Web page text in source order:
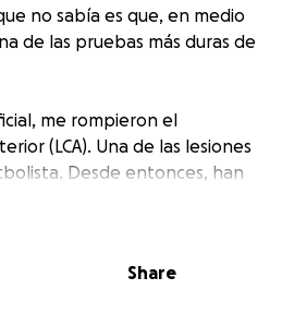
no sabía es que, en medio
de las pruebas más duras de
me rompieron el
(LCA). Una de las lesiones
Desde entonces, han
dolor y búsqueda
sin sueldo, sin nada.
Share